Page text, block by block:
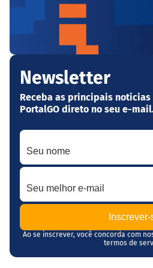
Newsletter
Receba as principais
PortalGO direto no seu e-
Seu nome
Seu melhor e-mail
Ao se inscrever, você concorda com
termos de